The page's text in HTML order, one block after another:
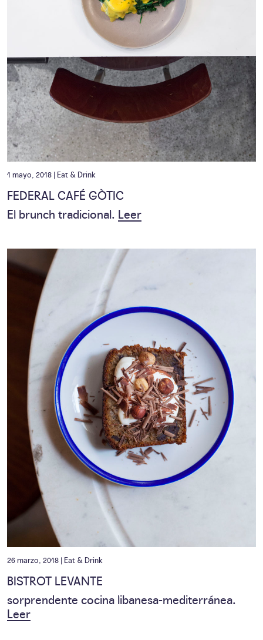
1 mayo, 2018 | Eat & Drink
FEDERAL CAFÉ GÒTIC
El brunch tradicional. Leer
26 marzo, 2018 | Eat & Drink
BISTROT LEVANTE
sorprendente cocina libanesa-mediterránea.
Leer